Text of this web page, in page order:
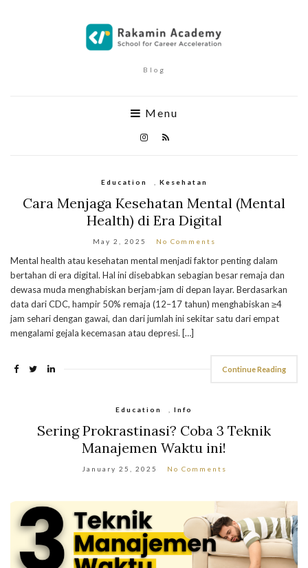
Blog
Menu
Education Kesehatan
Cara Menjaga Kesehatan Mental (Mental
Health) di Era Digital
May 2, 2025 No Comments
Mental health atau kesehatan mental menjadi faktor penting dalam
bertahan di era digital. Hal ini disebabkan sebagian besar remaja dan
dewasa muda menghabiskan berjam-jam di depan layar. Berdasarkan
data dari CDC, hampir 50% remaja (12–17 tahun) menghabiskan ≥4
jam sehari dengan gawai, dan dari jumlah ini sekitar satu dari empat
mengalami gejala kecemasan atau depresi. […]
Continue Reading
Education Info
Sering Prokrastinasi? Coba 3 Teknik
Manajemen Waktu ini!
January 25, 2025 No Comments